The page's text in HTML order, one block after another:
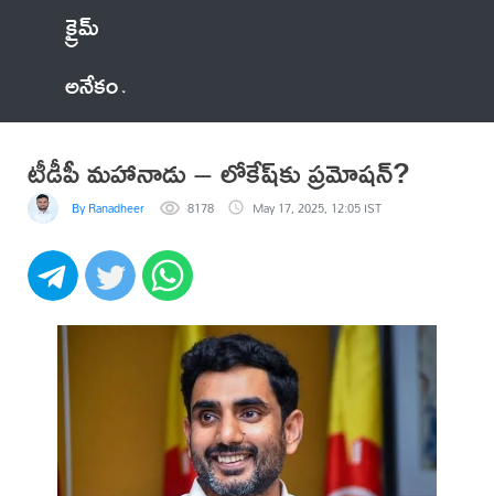
క్రైమ్
అనేకం
టీడీపీ మహానాడు – లోకేష్‌కు ప్రమోషన్?
By Ranadheer 8178 May 17, 2025, 12:05 IST